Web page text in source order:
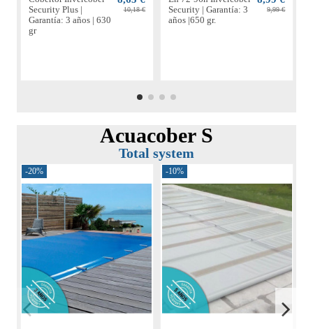
Security Plus |
Garantía: 3 años | 630
gr
10,18 €
Security | Garantía: 3
años |650 gr.
9,99 €
Acuacober S
Total system
-20% -10%